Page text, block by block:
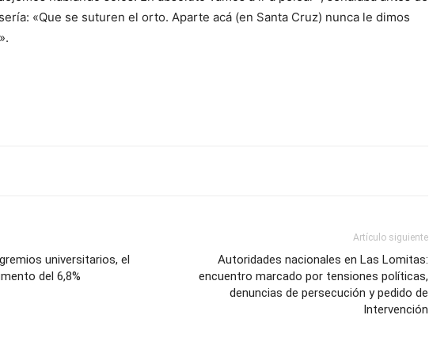
«Que se suturen el orto. Aparte acá (en Santa Cruz) nunca le dimos
universitarios, el
del 6,8%
Artículo siguiente
Autoridades nacionales en Las Lomitas:
encuentro marcado por tensiones políticas,
denuncias de persecución y pedido de
Intervención